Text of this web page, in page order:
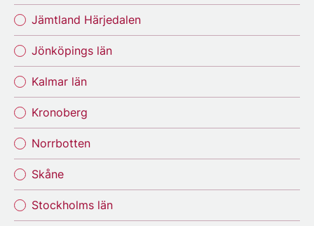
Jämtland Härjedalen
Jönköpings län
Kalmar län
Kronoberg
Norrbotten
Skåne
Stockholms län